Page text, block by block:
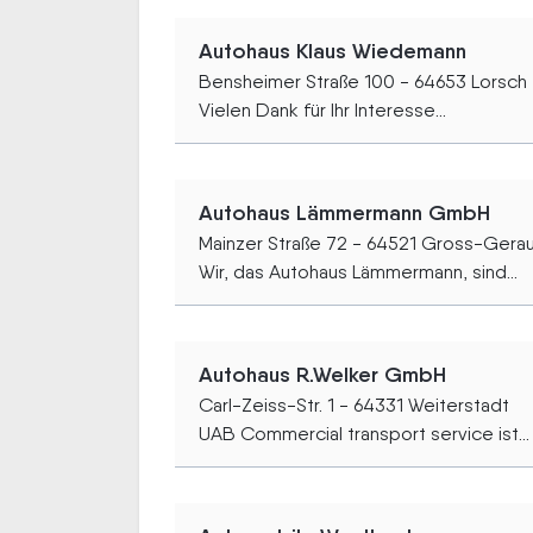
Autohaus Klaus Wiedemann
Bensheimer Straße 100 - 64653 Lorsch
Vielen Dank für Ihr Interesse...
Autohaus Lämmermann GmbH
Mainzer Straße 72 - 64521 Gross-
Wir, das Autohaus Lämmermann, sind...
Autohaus R.Welker GmbH
Carl-Zeiss-Str. 1 - 64331 Weiterstadt
UAB Commercial transport service ist...